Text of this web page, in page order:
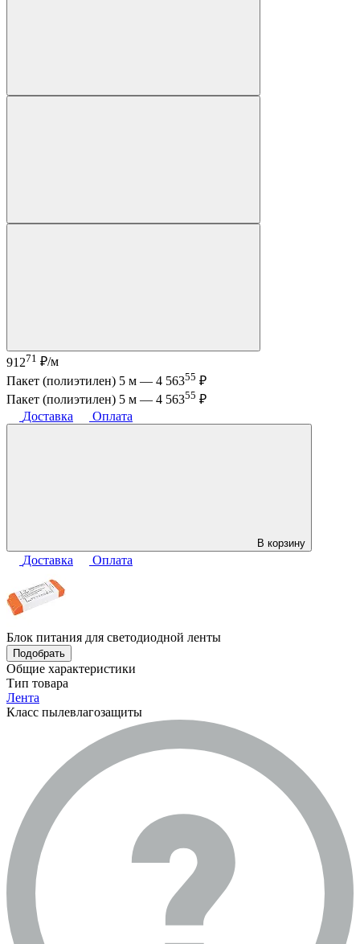
91271 ₽/м
Пакет (полиэтилен) 5 м — 4 56355 ₽
Пакет (полиэтилен) 5 м — 4 56355 ₽
Доставка
Оплата
В корзину
Доставка Оплата
Блок питания для светодиодной ленты
Подобрать
Общие характеристики
Тип товара
Лента
Класс пылевлагозащиты